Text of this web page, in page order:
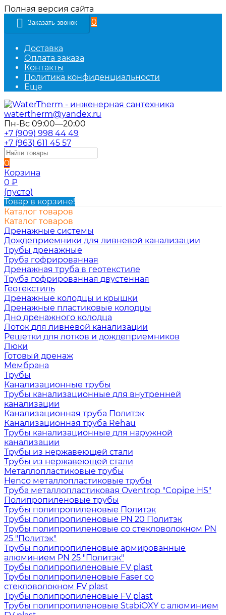
Полная версия сайта
Заказать звонок 0
Доставка
Оплата заказа
Контакты
Политика конфиденциальности
Еще
watertherm@yandex.ru
Пн-Вс 09:00—20:00
+7 (909) 998 44 49
+7 (963) 611 45 57
0
Корзина
0 ₽
(пусто)
Товар в корзине!
Каталог товаров
Каталог товаров
Дренажные системы
Дождеприемники для ливневой канализации
Трубы дренажные
Труба гофрированная
Дренажная труба в геотекстиле
Труба гофрированная двустенная
Геотекстиль
Дренажные колодцы и крышки
Дренажные пластиковые колодцы
Дно дренажного колодца
Лоток для ливневой канализации
Решетки для лотков и дождеприемников
Люки
Готовый дренаж
Мембрана
Трубы
Канализационные трубы
Трубы канализационные для внутренней
канализации
Канализационная труба Политэк
Канализационная труба Rehau
Трубы канализационные для наружной
канализации
Трубы из нержавеющей стали
Трубы из нержавеющей стали
Металлопластиковые трубы
Henco металлопластиковые трубы
Труба металлопластиковая Oventrop "Copipe HS"
Полипропиленовые трубы
Трубы полипропиленовые Политэк
Трубы полипропиленовые PN 20 Политэк
Трубы полипропиленовые со стекловолокном PN
25 "Политэк"
Трубы полипропиленовые армированные
алюминием PN 25 "Политэк"
Трубы полипропиленовые FV plast
Трубы полипропиленовые Faser со
стекловолокном FV plast
Трубы полипропиленовые FV plast
Трубы полипропиленовые StabiOXY с алюминием